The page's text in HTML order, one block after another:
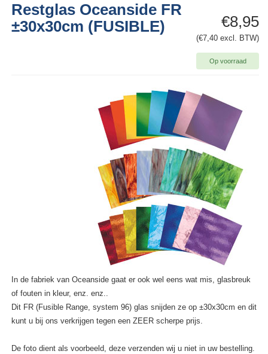
€8,95
(€7,40 excl. BTW)
Op voorraad
Restglas Oceanside FR
±30x30cm (FUSIBLE)
In de fabriek van Oceanside gaat er ook wel eens wat mis, glasbreuk
of fouten in kleur, enz. enz..
Dit FR (Fusible Range, system 96) glas snijden ze op ±30x30cm en dit
kunt u bij ons verkrijgen tegen een ZEER scherpe prijs.
De foto dient als voorbeeld, deze verzenden wij u niet in uw bestelling.